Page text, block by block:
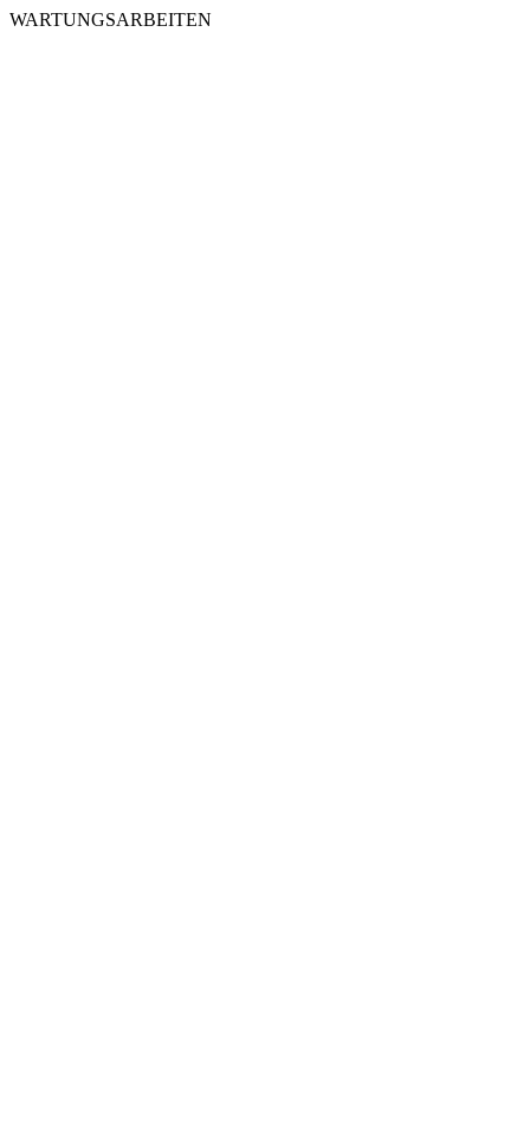
WARTUNGSARBEITEN